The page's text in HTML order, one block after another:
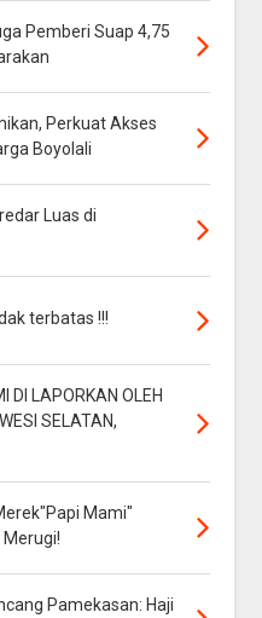
Pemberi Suap 4,75
Perkuat Akses
Boyolali
Luas di
terbatas !!!
DI LAPORKAN OLEH
SELATAN,
Mami"
Pamekasan: Haji